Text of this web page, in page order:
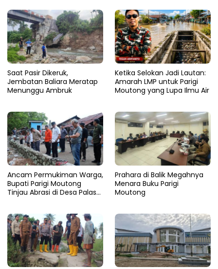
Saat Pasir Dikeruk,
Jembatan Baliara Meratap
Menunggu Ambruk
Ketika Selokan Jadi Lautan:
Amarah LMP untuk Parigi
Moutong yang Lupa Ilmu Air
Ancam Permukiman Warga,
Bupati Parigi Moutong
Tinjau Abrasi di Desa Palasa
Prahara di Balik Megahnya
Menara Buku Parigi
Moutong